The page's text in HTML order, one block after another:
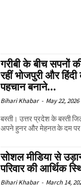
गरीबी के बीच सपनों
रहीं भोजपुरी और
पहचान बनाने...
Bihari Khabar - May 22, 2026
बस्ती। उत्तर प्रदेश के बस्ती
अपने हुनर और मेहनत के दम पर
सोशल मीडिया से
परिवार की आर्थिक
Bihari Khabar - March 14,